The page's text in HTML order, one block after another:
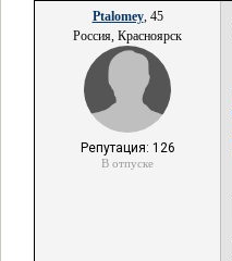
Ptalomey, 45
Россия, Красноярск
Репутация: 126
В отпуске